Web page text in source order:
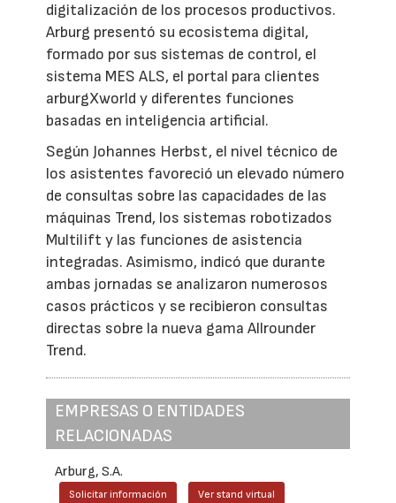
digitalización de los procesos productivos.
Arburg presentó su ecosistema digital,
formado por sus sistemas de control, el
sistema MES ALS, el portal para clientes
arburgXworld y diferentes funciones
basadas en inteligencia artificial.
Según Johannes Herbst, el nivel técnico de
los asistentes favoreció un elevado número
de consultas sobre las capacidades de las
máquinas Trend, los sistemas robotizados
Multilift y las funciones de asistencia
integradas. Asimismo, indicó que durante
ambas jornadas se analizaron numerosos
casos prácticos y se recibieron consultas
directas sobre la nueva gama Allrounder
Trend.
EMPRESAS O ENTIDADES
RELACIONADAS
Arburg, S.A.
Solicitar información Ver stand virtual